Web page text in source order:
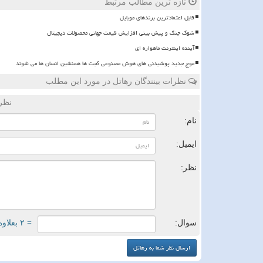
تازه ترین مطالب مرتبط
قابل اعتمادترین برندهای موبایل
شوک جنگ و پیش بینی افزایش قیمت جهانی محصولات دیجیتال
آینده اینترنت ماهواره ای
موج جدید پوشیدنی های هوش مصنوعی گجت ها همنشین انسان ها می شوند
نظرات بینندگان رهاتل در مورد این مطلب
نام:
ایمیل:
نظر:
سوال: = ۲ بعلاوه ۲